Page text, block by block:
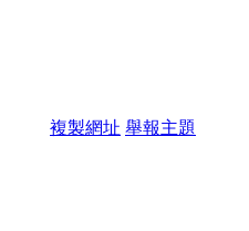
複製網址 舉報主題